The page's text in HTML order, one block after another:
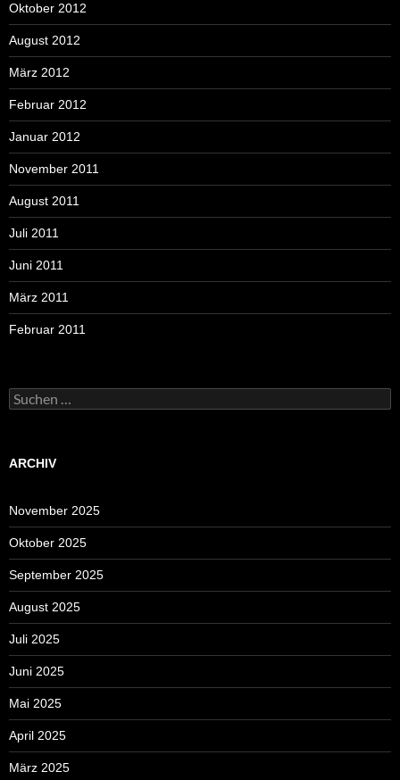
Oktober 2012
August 2012
März 2012
Februar 2012
Januar 2012
November 2011
August 2011
Juli 2011
Juni 2011
März 2011
Februar 2011
Suchen
nach:
ARCHIV
November 2025
Oktober 2025
September 2025
August 2025
Juli 2025
Juni 2025
Mai 2025
April 2025
März 2025